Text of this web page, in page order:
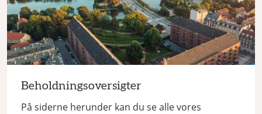
Beholdningsoversigter
På siderne herunder kan du se alle vores